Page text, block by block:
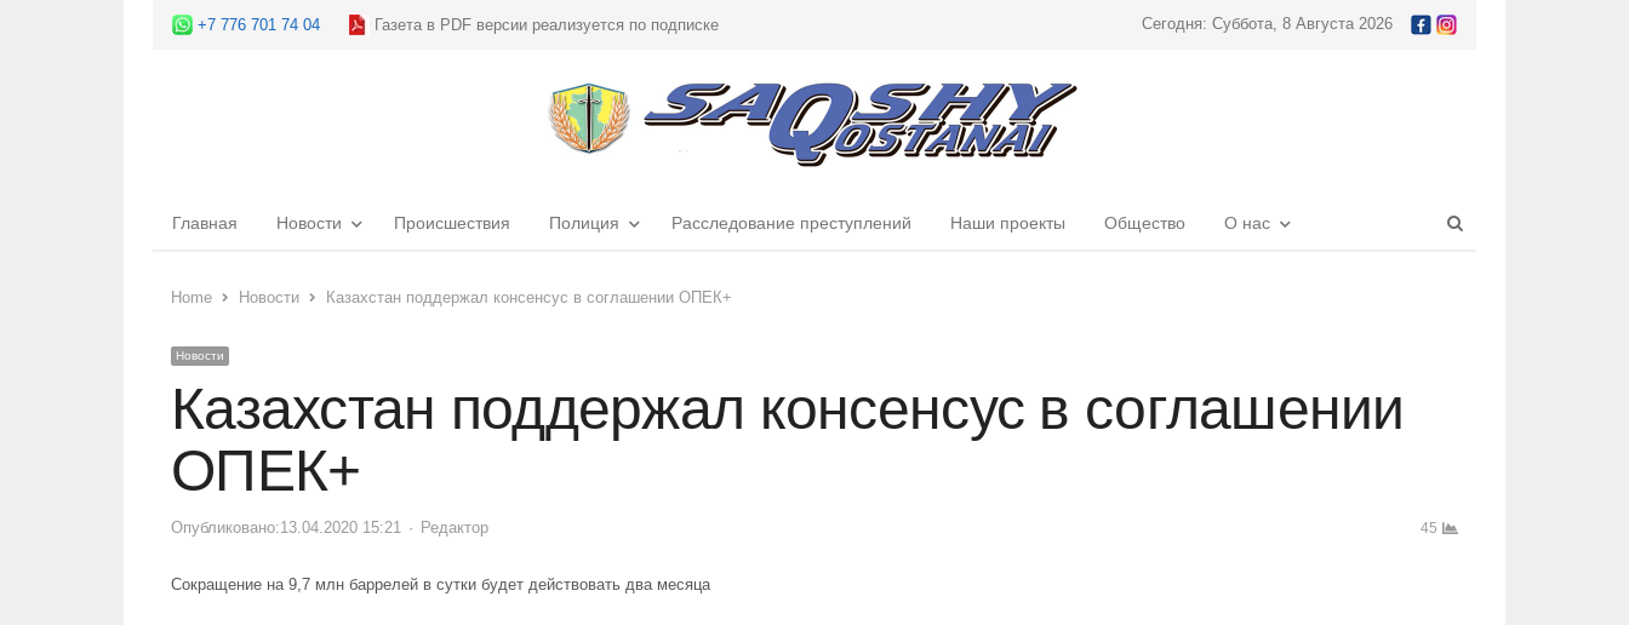
+7 776 701 74 04 Газета в PDF версии реализуется по подписке Сегодня: Суббота, 8 Августа 2026
Главная Новости Происшествия Полиция Расследование преступлений Наши проекты Общество О нас
Home
Новости Казахстан поддержал консенсус в соглашении ОПЕК+
Новости
Казахстан поддержал консенсус в соглашении
ОПЕК+
Опубликовано:13.04.2020 15:21 Author
Редактор 45
Сокращение на 9,7 млн баррелей в сутки будет действовать два месяца